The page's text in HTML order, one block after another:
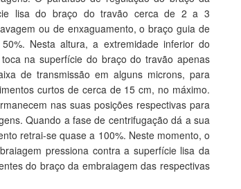
lisa do braço do travão cerca de 2 a 3
ou de enxaguamento, o braço guia de
Nesta altura, a extremidade inferior do
na superfície do braço do travão apenas
de transmissão em alguns microns, para
curtos de cerca de 15 cm, no máximo.
nas suas posições respectivas para
Quando a fase de centrifugação dá a sua
retrai-se quase a 100%. Neste momento, o
pressiona contra a superfície lisa da
do braço da embraiagem das respectivas